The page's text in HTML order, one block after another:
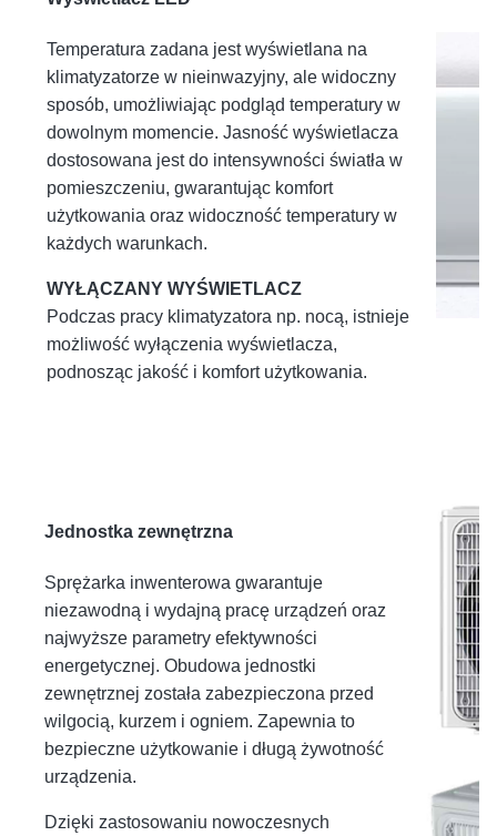
Temperatura zadana jest wyświetlana na
klimatyzatorze w nieinwazyjny, ale widoczny
sposób, umożliwiając podgląd temperatury w
dowolnym momencie. Jasność wyświetlacza
dostosowana jest do intensywności światła w
pomieszczeniu, gwarantując komfort
użytkowania oraz widoczność temperatury w
każdych warunkach.
WYŁĄCZANY WYŚWIETLACZ
Podczas pracy klimatyzatora np. nocą, istnieje
możliwość wyłączenia wyświetlacza,
podnosząc jakość i komfort użytkowania.
Jednostka zewnętrzna
Sprężarka inwenterowa gwarantuje
niezawodną i wydajną pracę urządzeń oraz
najwyższe parametry efektywności
energetycznej. Obudowa jednostki
zewnętrznej została zabezpieczona przed
wilgocią, kurzem i ogniem. Zapewnia to
bezpieczne użytkowanie i długą żywotność
urządzenia.
Dzięki zastosowaniu nowoczesnych